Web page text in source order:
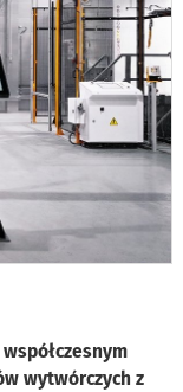
wytwórczych z